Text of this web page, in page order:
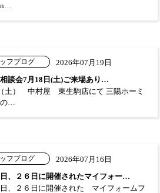
フブログ
2026年07月19日
談会7月18日(土)ご来場あり…
土） 中村屋 東生駒店にて 三陽ホーミ
…
フブログ
2026年07月16日
日、２６日に開催されたマイフォー…
日、２６日に開催された マイフォームフ